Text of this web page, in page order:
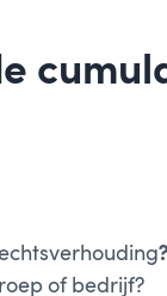
?
of bedrijf?